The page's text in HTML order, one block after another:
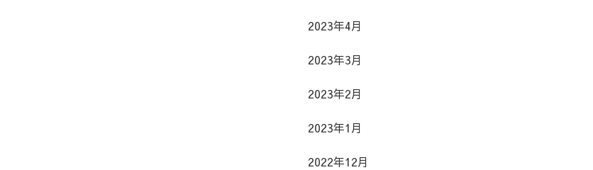
2023年4月
2023年3月
2023年2月
2023年1月
2022年12月